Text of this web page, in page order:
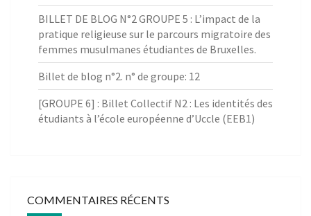
BILLET DE BLOG N°2 GROUPE 5 : L’impact de la
pratique religieuse sur le parcours migratoire des
femmes musulmanes étudiantes de Bruxelles.
Billet de blog n°2. n° de groupe: 12
[GROUPE 6] : Billet Collectif N2 : Les identités des
étudiants à l’école européenne d’Uccle (EEB1)
COMMENTAIRES RÉCENTS